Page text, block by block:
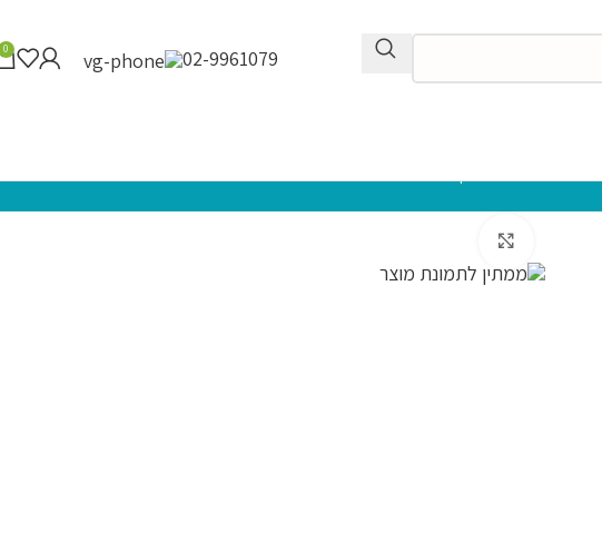
02-9961079
0